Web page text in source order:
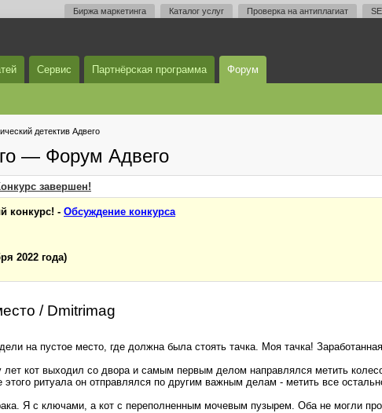
Биржа маркетинга Каталог услуг Проверка на антиплагиат
Сервис Партнёрская программа Форум
детектив Адвего
— Форум Адвего
завершен!
конкурс! - Обсуждение конкурса
2022 года)
/ Dmitrimag
на пустое место, где должна была стоять тачка. Моя тачка!
кот выходил со двора и самым первым делом направлялся метить
ритуала он отправлялся по другим важным делам - метить все
Я с ключами, а кот с переполненным мочевым пузырем. Оба не могли